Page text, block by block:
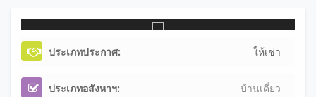
ประเภทประกาศ: ให้เช่า
ประเภทอสังหาฯ: บ้านเดี่ยว